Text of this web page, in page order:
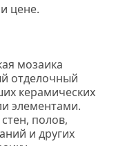
цене.
мозаика
отделочный
керамических
элементами.
полов,
и других